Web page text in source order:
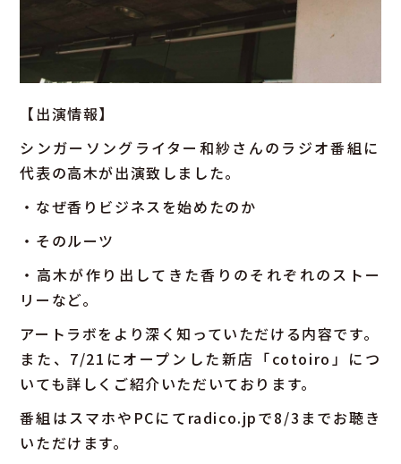
【出演情報】
シンガーソングライター和紗さんのラジオ番組に
代表の高木が出演致しました。
・なぜ香りビジネスを始めたのか
・そのルーツ
・高木が作り出してきた香りのそれぞれのストー
リーなど。
アートラボをより深く知っていただける内容です。
また、7/21にオープンした新店「cotoiro」につ
いても詳しくご紹介いただいております。
番組はスマホやPCにてradico.jpで8/3までお聴き
いただけます。